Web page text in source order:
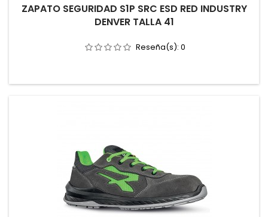
ZAPATO SEGURIDAD S1P SRC ESD RED INDUSTRY
DENVER TALLA 41
Reseña(s): 0